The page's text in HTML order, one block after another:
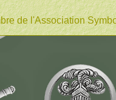
de l'Association